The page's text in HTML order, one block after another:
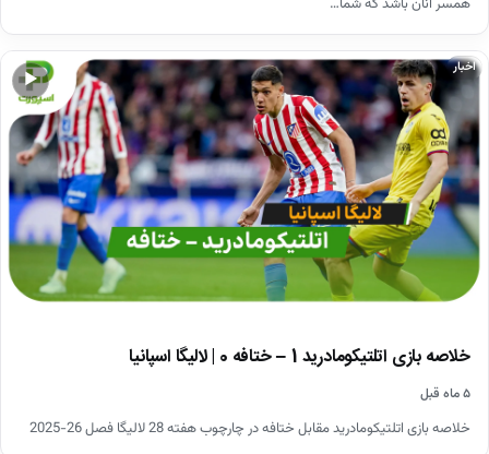
همسر آنان باشد که شما…
▶
اخبار
خلاصه بازی اتلتیکومادرید 1 – ختافه 0 | لالیگا اسپانیا
۵ ماه قبل
خلاصه بازی اتلتیکومادرید مقابل ختافه در چارچوب هفته 28 لالیگا فصل 26-2025